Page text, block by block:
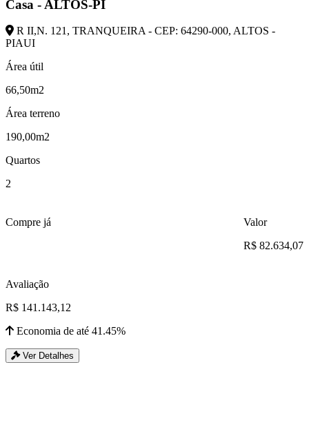
Casa - ALTOS-PI
R II,N. 121, TRANQUEIRA - CEP: 64290-000, ALTOS -
PIAUI
Área útil
66,50m2
Área terreno
190,00m2
Quartos
2
Compre já
Valor
R$ 82.634,07
Avaliação
R$ 141.143,12
Economia de até 41.45%
Ver Detalhes